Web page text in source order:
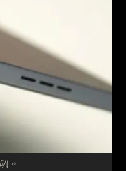
。